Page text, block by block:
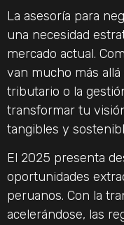
La asesoría para
una necesidad
mercado actual.
van mucho más
tributario o la
transformar tu
tangibles y
El 2025 presenta
oportunidades
peruanos. Con la
acelerándose, las